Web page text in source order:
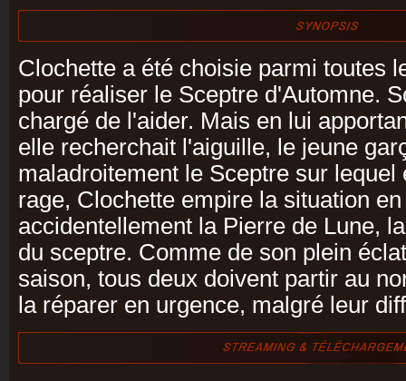
Clochette a été choisie parmi toutes
pour réaliser le Sceptre d'Automne.
chargé de l'aider. Mais en lui
elle recherchait l'aiguille, le jeune
maladroitement le Sceptre sur
rage, Clochette empire la situation
accidentellement la Pierre de Lune,
du sceptre. Comme de son plein
saison, tous deux doivent partir au
la réparer en urgence, malgré leur